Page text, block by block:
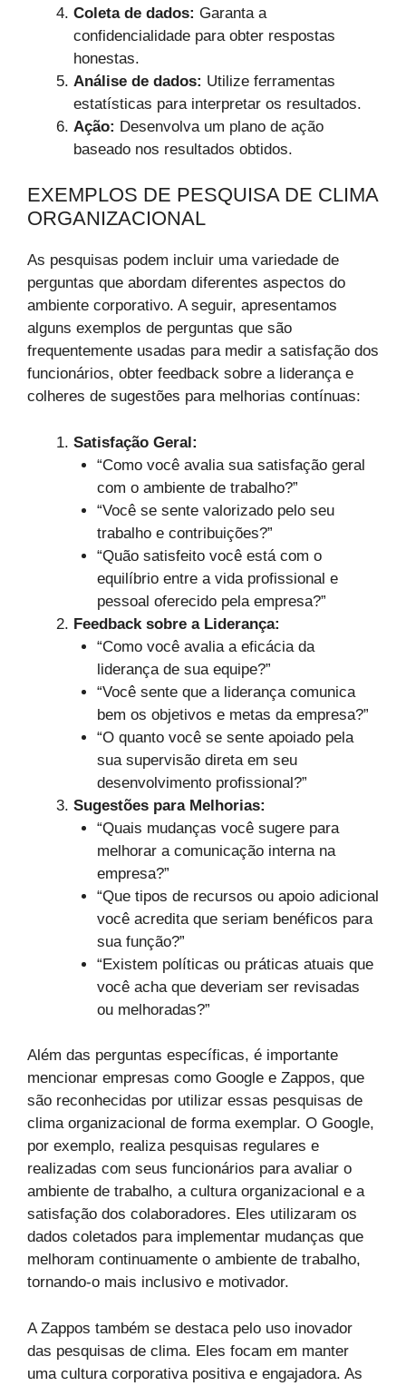
Coleta de dados: Garanta a
confidencialidade para obter respostas
honestas.
Análise de dados: Utilize ferramentas
estatísticas para interpretar os resultados.
Ação: Desenvolva um plano de ação
baseado nos resultados obtidos.
EXEMPLOS DE PESQUISA DE CLIMA
ORGANIZACIONAL
As pesquisas podem incluir uma variedade de
perguntas que abordam diferentes aspectos do
ambiente corporativo. A seguir, apresentamos
alguns exemplos de perguntas que são
frequentemente usadas para medir a satisfação dos
funcionários, obter feedback sobre a liderança e
colheres de sugestões para melhorias contínuas:
Satisfação Geral:
“Como você avalia sua satisfação geral
com o ambiente de trabalho?”
“Você se sente valorizado pelo seu
trabalho e contribuições?”
“Quão satisfeito você está com o
equilíbrio entre a vida profissional e
pessoal oferecido pela empresa?”
Feedback sobre a Liderança:
“Como você avalia a eficácia da
liderança de sua equipe?”
“Você sente que a liderança comunica
bem os objetivos e metas da empresa?”
“O quanto você se sente apoiado pela
sua supervisão direta em seu
desenvolvimento profissional?”
Sugestões para Melhorias:
“Quais mudanças você sugere para
melhorar a comunicação interna na
empresa?”
“Que tipos de recursos ou apoio adicional
você acredita que seriam benéficos para
sua função?”
“Existem políticas ou práticas atuais que
você acha que deveriam ser revisadas
ou melhoradas?”
Além das perguntas específicas, é importante
mencionar empresas como Google e Zappos, que
são reconhecidas por utilizar essas pesquisas de
clima organizacional de forma exemplar. O Google,
por exemplo, realiza pesquisas regulares e
realizadas com seus funcionários para avaliar o
ambiente de trabalho, a cultura organizacional e a
satisfação dos colaboradores. Eles utilizaram os
dados coletados para implementar mudanças que
melhoram continuamente o ambiente de trabalho,
tornando-o mais inclusivo e motivador.
A Zappos também se destaca pelo uso inovador
das pesquisas de clima. Eles focam em manter
uma cultura corporativa positiva e engajadora. As